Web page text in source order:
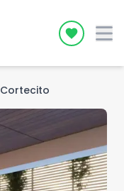
Icon
Cortecito